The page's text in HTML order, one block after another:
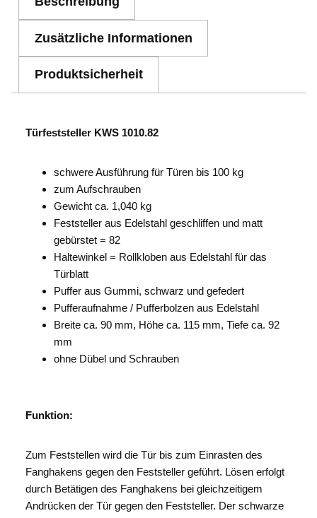
Zusätzliche Informationen
Produktsicherheit
Türfeststeller KWS 1010.82
schwere Ausführung für Türen bis 100 kg
zum Aufschrauben
Gewicht ca. 1,040 kg
Feststeller aus Edelstahl geschliffen und matt
gebürstet = 82
Haltewinkel = Rollkloben aus Edelstahl für das
Türblatt
Puffer aus Gummi, schwarz und gefedert
Pufferaufnahme / Pufferbolzen aus Edelstahl
Breite ca. 90 mm, Höhe ca. 115 mm, Tiefe ca. 92
mm
ohne Dübel und Schrauben
Funktion:
Zum Feststellen wird die Tür bis zum Einrasten des
Fanghakens gegen den Feststeller geführt. Lösen erfolgt
durch Betätigen des Fanghakens bei gleichzeitigem
Andrücken der Tür gegen den Feststeller. Der schwarze